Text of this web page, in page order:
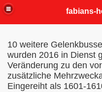
10 weitere
wurden 2016 in Dienst
Veränderung zu den
zusätzliche
Eingereiht als 1601-